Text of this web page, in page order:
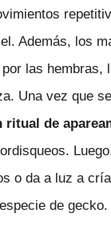
Además, los
por las hembras,
Una vez que
ritual de
o da a luz a
de gecko.